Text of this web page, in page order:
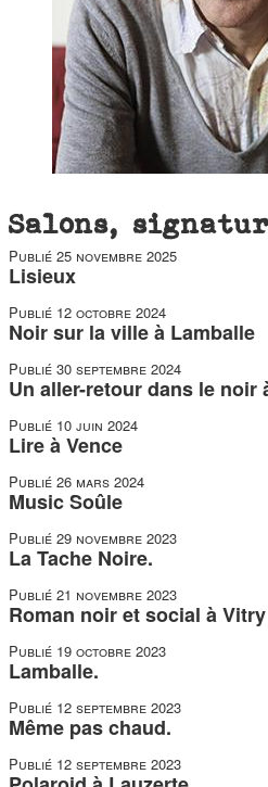
Salons,
Publié 25 novembre 2025
Lisieux
Publié 12 octobre 2024
Noir sur la ville à Lamballe
Publié 30 septembre 2024
Un aller-retour dans le noir
Publié 10 juin 2024
Lire à Vence
Publié 26 mars 2024
Music Soûle
Publié 29 novembre 2023
La Tache Noire.
Publié 21 novembre 2023
Roman noir et social à
Publié 19 octobre 2023
Lamballe.
Publié 12 septembre 2023
Même pas chaud.
Publié 12 septembre 2023